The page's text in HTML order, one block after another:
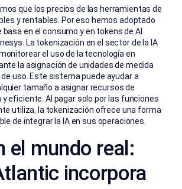
que los precios de las herramientas de
y rentables. Por eso hemos adoptado
basa en el consumo y en tokens de AI
La tokenización en el sector de la IA
el uso de la tecnología en
la asignación de unidades de medida
uso. Este sistema puede ayudar a
tamaño a asignar recursos de
eficiente. Al pagar solo por las funciones
utiliza, la tokenización ofrece una forma
de integrar la IA en sus operaciones.
el mundo real:
incorpora